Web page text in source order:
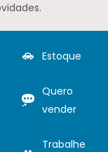
Estoque
Quero
vender
Trabalhe